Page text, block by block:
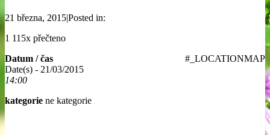
21 března, 2015|Posted in:
1 115x přečteno
#_LOCATIONMAP
Datum / čas
Date(s) - 21/03/2015
14:00
kategorie ne kategorie